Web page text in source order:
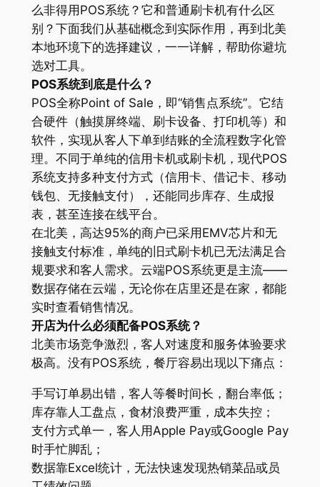
么非得用POS系统？它和普通刷卡机有什么区
别？下面我们从基础概念到实际作用，再到北美
本地环境下的选择建议，一一详解，帮助你避坑
选对工具。
POS系统到底是什么？
POS全称Point of Sale，即“销售点系统”。它结
合硬件（触摸屏终端、刷卡设备、打印机等）和
软件，实现从客人下单到结账的全流程数字化管
理。不同于单纯的信用卡机或刷卡机，现代POS
系统支持多种支付方式（信用卡、借记卡、移动
钱包、无接触支付），还能同步库存、生成报
表，甚至连接在线平台。
在北美，高达95%的商户已采用EMV芯片和无
接触支付标准，单纯的旧式刷卡机已无法满足合
规要求和客人需求。云端POS系统更是主流——
数据存储在云端，无论你在店里还是在家，都能
实时查看销售情况。
开店为什么必须配备POS系统？
北美市场竞争激烈，客人对速度和服务体验要求
极高。没有POS系统，餐厅容易出现以下痛点：
手写订单易出错，客人等餐时间长，翻台率低；
库存靠人工盘点，食材浪费严重，成本失控；
支付方式单一，客人用Apple Pay或Google Pay
时手忙脚乱；
数据靠Excel统计，无法快速发现热销菜品或员